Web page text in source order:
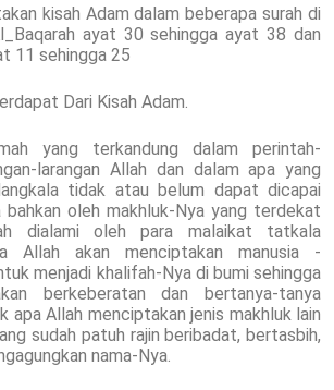
kisah Adam dalam beberapa surah di
ayat 30 sehingga ayat 38 dan
11 sehingga 25
Dari Kisah Adam.
yang terkandung dalam perintah-
larangan Allah dan dalam apa yang
tidak atau belum dapat dicapai
oleh makhluk-Nya yang terdekat
dialami oleh para malaikat tatkala
Allah akan menciptakan manusia -
menjadi khalifah-Nya di bumi sehingga
berkeberatan dan bertanya-tanya
apa Allah menciptakan jenis makhluk lain
sudah patuh rajin beribadat, bertasbih,
nama-Nya.